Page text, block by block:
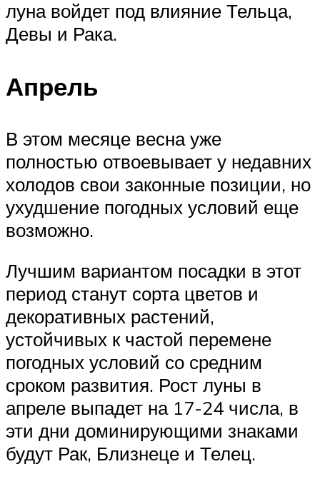
луна войдет под влияние Тельца,
Девы и Рака.
Апрель
В этом месяце весна уже
полностью отвоевывает у недавних
холодов свои законные позиции, но
ухудшение погодных условий еще
возможно.
Лучшим вариантом посадки в этот
период станут сорта цветов и
декоративных растений,
устойчивых к частой перемене
погодных условий со средним
сроком развития. Рост луны в
апреле выпадет на 17-24 числа, в
эти дни доминирующими знаками
будут Рак, Близнеце и Телец.